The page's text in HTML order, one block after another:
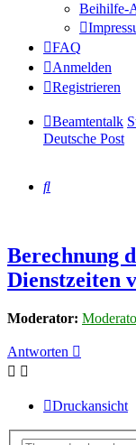
Beihilfe-
FAQ
Anmelden
Registrieren
Beamtentalk
Deutsche Post
Suche
Berechnung
Dienstzeiten
Moderator:
Antworten
Druckansicht